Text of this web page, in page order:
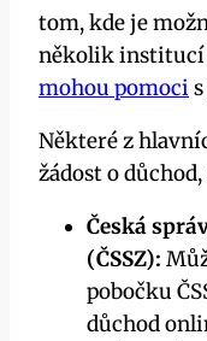
tom, kde je
několik institucí
mohou pomoci
Některé z
žádost o
Česká
(ČSSZ):
pobočku
důchod